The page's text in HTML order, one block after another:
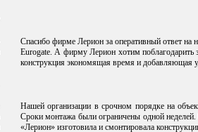
Спасибо фирме Лерион за оперативный ответ на
Eurogate. А фирму Лерион хотим поблагодарить
конструкция экономящая время и добавляющая
Нашей организации в срочном порядке на
Сроки монтажа были ограничены одной
«Лерион» изготовила и смонтировала